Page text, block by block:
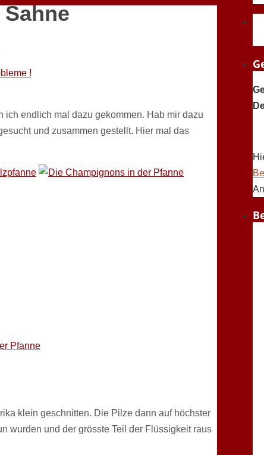
!
endlich mal dazu gekommen. Hab mir dazu
und zusammen gestellt. Hier mal das
klein geschnitten. Die Pilze dann auf höchster
wurden und der grösste Teil der Flüssigkeit raus